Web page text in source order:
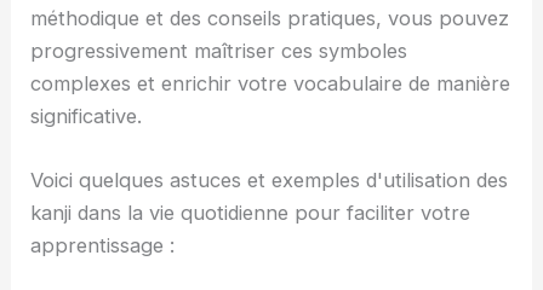
méthodique et des conseils pratiques, vous pouvez
progressivement maîtriser ces symboles
complexes et enrichir votre vocabulaire de manière
significative.
Voici quelques astuces et exemples d'utilisation des
kanji dans la vie quotidienne pour faciliter votre
apprentissage :